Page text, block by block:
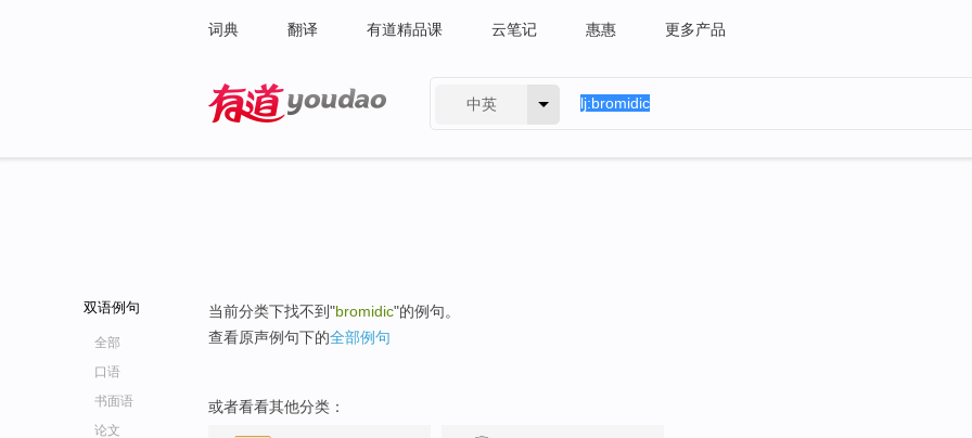
词典 翻译 有道精品课 云笔记 惠惠 更多产品
中英
双语例句
全部
口语
书面语
论文
当前分类下找不到"bromidic"的例句。
查看原声例句下的全部例句
或者看看其他分类：